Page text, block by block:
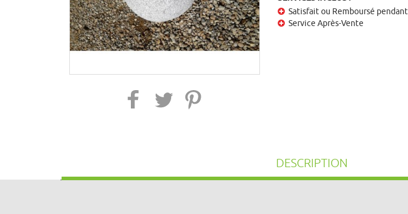
Satisfait ou Remboursé pendant
Service Après-Vente
DESCRIPTION